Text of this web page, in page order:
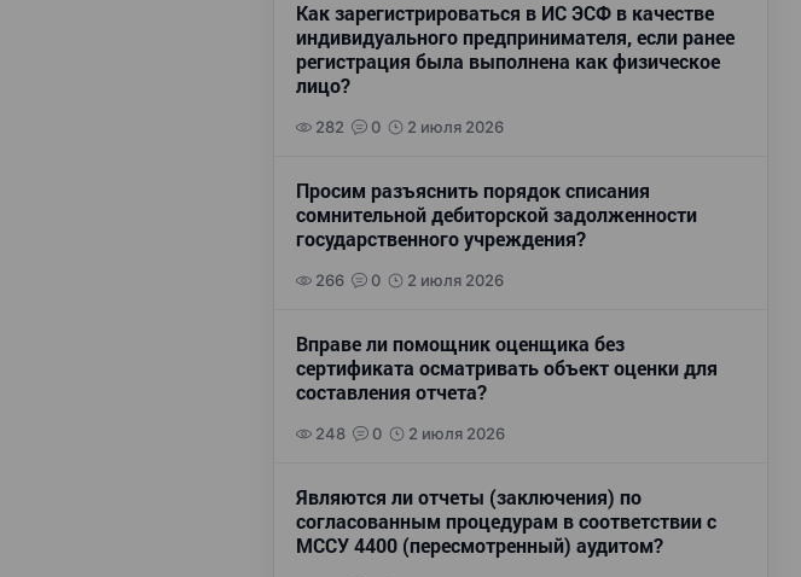
Как зарегистрироваться в ИС ЭСФ в качестве
индивидуального предпринимателя, если ранее
регистрация была выполнена как физическое
лицо?
282 0 2 июля 2026
Просим разъяснить порядок списания
сомнительной дебиторской задолженности
государственного учреждения?
266 0 2 июля 2026
Вправе ли помощник оценщика без
сертификата осматривать объект оценки для
составления отчета?
248 0 2 июля 2026
Являются ли отчеты (заключения) по
согласованным процедурам в соответствии с
МССУ 4400 (пересмотренный) аудитом?